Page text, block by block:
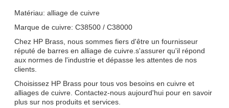
Matériau: alliage de cuivre
Marque de cuivre: C38500 / C38000
Chez HP Brass, nous sommes fiers d'être un fournisseur
réputé de barres en alliage de cuivre.s'assurer qu'il répond
aux normes de l'industrie et dépasse les attentes de nos
clients.
Choisissez HP Brass pour tous vos besoins en cuivre et
alliages de cuivre. Contactez-nous aujourd'hui pour en savoir
plus sur nos produits et services.